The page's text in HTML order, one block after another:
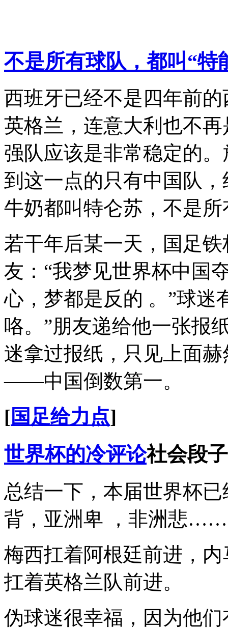
不是所有球队，都叫“特
西班牙已经不是四年前
英格兰，连意大利也不
强队应该是非常稳定的
到这一点的只有中国队
牛奶都叫特仑苏，不是
若干年后某一天，国足
友：“我梦见世界杯中国
心，梦都是反的 。”球迷
咯。”朋友递给他一张报
迷拿过报纸，只见上面
——中国倒数第一。
[国足给力点]
世界杯的冷评论社会段子
总结一下，本届世界杯
背，亚洲卑 ，非洲悲……
梅西扛着阿根廷前进，
扛着英格兰队前进。
伪球迷很幸福，因为他